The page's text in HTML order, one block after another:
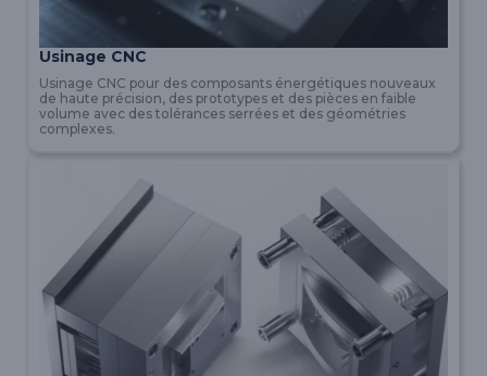
Usinage CNC
Usinage CNC pour des composants énergétiques nouveaux
de haute précision, des prototypes et des pièces en faible
volume avec des tolérances serrées et des géométries
complexes.